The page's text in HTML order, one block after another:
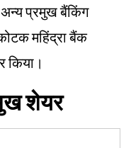
प्रमुख बैंकिंग
महिंद्रा बैंक
किया।
शेयर